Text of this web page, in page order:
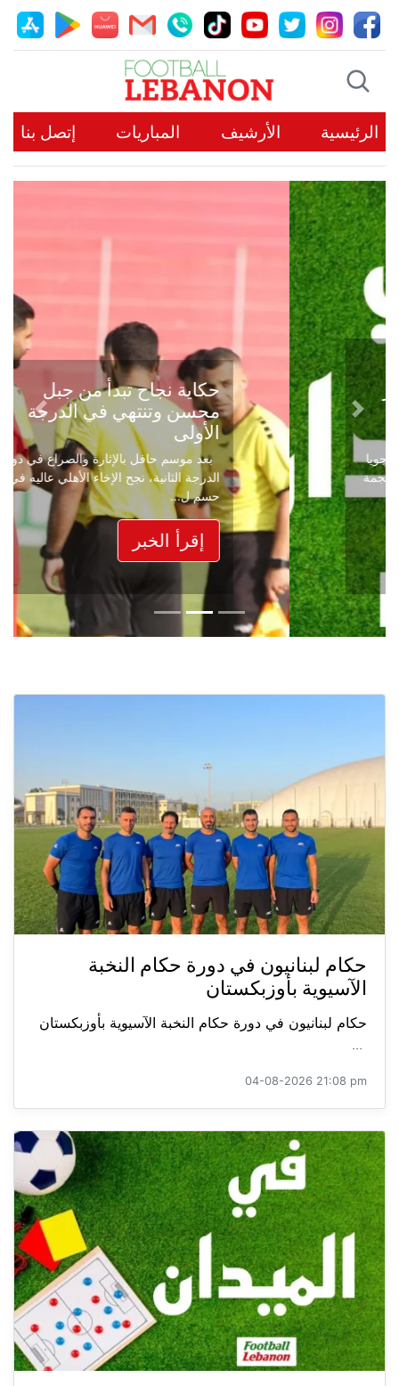
الرئيسية الأرشيف المباريات إتصل بنا
حكاية نجاح تبدأ من جبل
محسن وتنتهي في الدرجة
الأولى
بعد موسم حافل بالإثارة والصراع في دوري
الدرجة الثانية، نجح الإخاء الأهلي عاليه في
حسم ل...
إقرأ الخبر
Previous
Next
حكام لبنانيون في دورة حكام النخبة
الآسيوية بأوزبكستان
حكام لبنانيون في دورة حكام النخبة الآسيوية بأوزبكستان
...
04-08-2026 21:08 pm